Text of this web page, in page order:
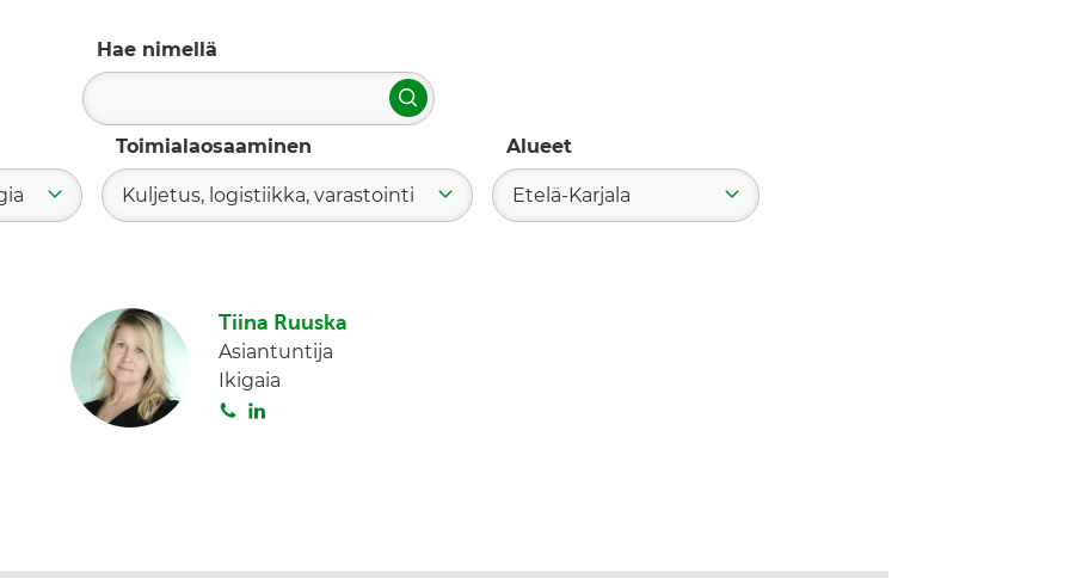
Hae nimellä
Hae
Toimialaosaaminen
Kuljetus, logistiikka, varastointi
Alueet
Etelä-Karjala
Tiina Ruuska
Asiantuntija
Ikigaia
S L